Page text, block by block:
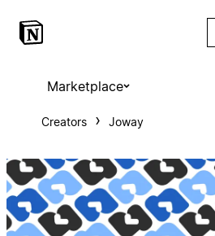
Marketplace
Creators Joway